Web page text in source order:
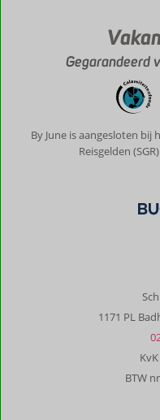
Gegarandeerd
By June is aangesloten bij
Reisgelden
1171 PL
BTW